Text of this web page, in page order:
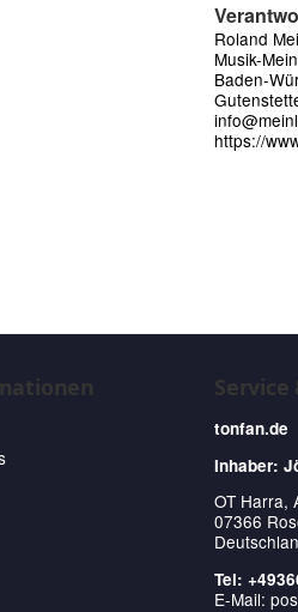
Roland
Musik-
Baden-
https://
Service
tonfan.de
Inhaber:
OT Harra,
07366
Tel:
E-Mail: